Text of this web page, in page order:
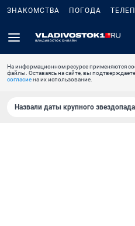
ЗНАКОМСТВА ПОГОДА
На информационном ресурсе применяются
файлы. Оставаясь на сайте, вы
согласиена их использование.
Назвали даты крупного звездопада